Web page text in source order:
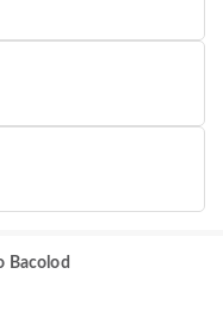
Bacolod